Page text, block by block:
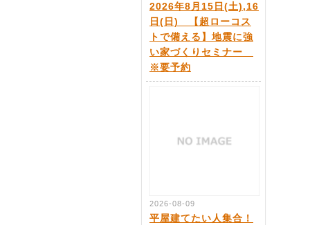
2026年8月15日(土),16
日(日) 【超ローコス
トで備える】地震に強
い家づくりセミナー
※要予約
2026-08-09
平屋建てたい人集合！